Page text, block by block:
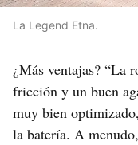
La Legend Etna.
¿Más ventajas? “La
fricción y un buen
muy bien
la batería. A